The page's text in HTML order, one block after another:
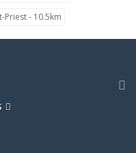
Priest - 10.5km